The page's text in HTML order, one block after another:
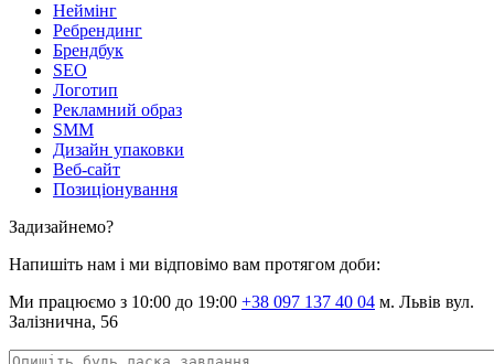
Неймінг
Ребрендинг
Брендбук
SEO
Логотип
Рекламний образ
SMM
Дизайн упаковки
Веб-сайт
Позиціонування
Задизайнемо?
Напишіть нам і ми відповімо вам протягом доби:
Ми працюємо з 10:00 до 19:00 +38 097 137 40 04 м. Львів вул.
Залізнична, 56